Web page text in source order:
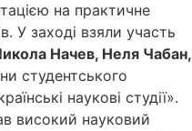
на практичне
У заході взяли участь
Начев, Неля Чабан,
студентського
наукові студії».
високий науковий